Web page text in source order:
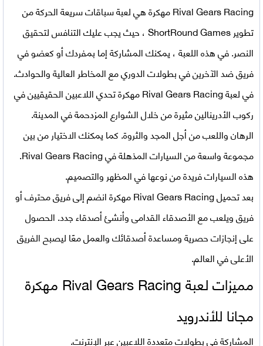
Rival Gears Racing مهكرة
هي لعبة سباقات سريعة الحركة من
تطوير ShortRound Games ، حيث يجب عليك التنافس لتحقيق
النصر. في هذه اللعبة ، يمكنك المشاركة إما بمفردك أو كعضو في
فريق ضد الآخرين في بطولات الدوري مع المخاطر العالية والحوادث.
فيلعبة Rival Gears Racing مهكرة
تحدي اللاعبين الحقيقيين في
ركوب الأدرينالين مثيرة من خلال الشوارع المزدحمة في المدينة.
الرهان واللعب من أجل المجد والثروة. كما يمكنك الاختيار من بين
مجموعة واسعة من السيارات المذهلة في Rival Gears Racing.
هذه السيارات فريدة من نوعها في المظهر والتصميم.
بعدتحميل Rival Gears Racing مهكرة
انضم إلى فريق محترف أو
فريق ويلعب مع الأصدقاء القدامى وأنشئ أصدقاء جدد. الحصول
على إنجازات حصرية ومساعدة أصدقائك والعمل معًا ليصبح الفريق
الأعلى في العالم.
مميزات لعبة Rival Gears Racing مهكرة
مجانا للأندرويد
المشاركة في بطولات متعددة اللاعبين عبر الإنترنت.